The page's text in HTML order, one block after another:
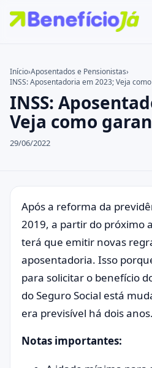
Cartões de Crédito
Benefícios
Atualidades Econômicas
Buscar no site
Buscar por:
Pressione Enter para buscar
Início›Aposentados e Pensionistas›
INSS: Aposentadoria em 2023; Veja
INSS:
Veja como
29/06/2022
Após a reforma da
2019, a partir do próximo
terá que emitir novas
aposentadoria. Isso
para solicitar o benefício
do Seguro Social está
era previsível há dois anos.
Notas importantes: